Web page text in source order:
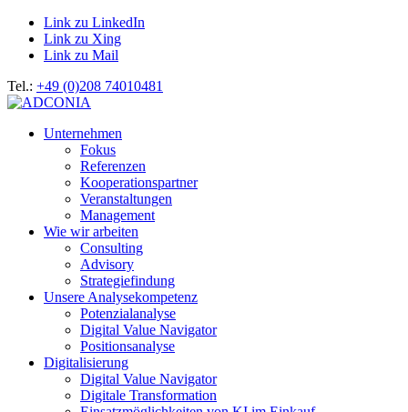
Link zu LinkedIn
Link zu Xing
Link zu Mail
Tel.: +49 (0)208 74010481
Unternehmen
Fokus
Referenzen
Kooperationspartner
Veranstaltungen
Management
Wie wir arbeiten
Consulting
Advisory
Strategiefindung
Unsere Analysekompetenz
Potenzialanalyse
Digital Value Navigator
Positionsanalyse
Digitalisierung
Digital Value Navigator
Digitale Transformation